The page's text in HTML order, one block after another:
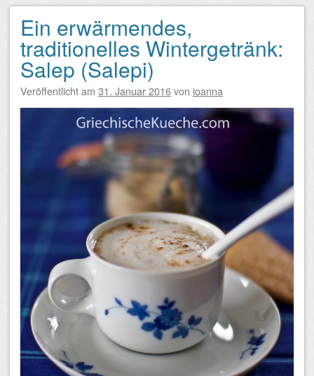
Beitragsnavigation
Ein erwärmendes,
traditionelles Wintergetränk:
Salep (Salepi)
Veröffentlicht am 31. Januar 2016von ioanna